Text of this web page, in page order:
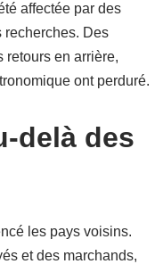
affectée par des
recherches. Des
retours en arrière,
ont perduré.
delà des
les pays voisins.
et des marchands,